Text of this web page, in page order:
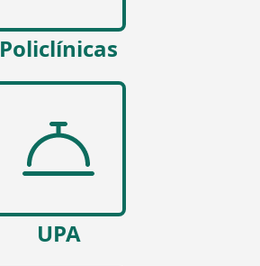
Policlínicas
UPA